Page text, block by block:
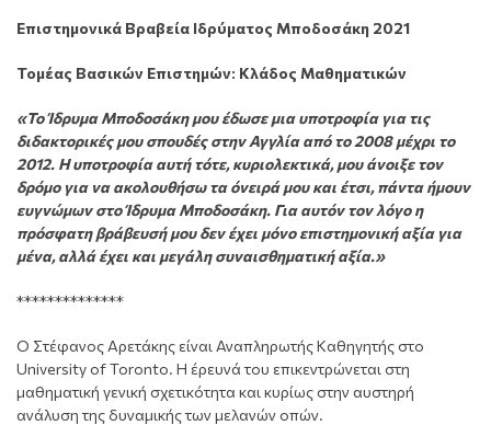
Επιστημονικά Βραβεία Ιδρύματος Μποδοσάκη 2021
Τομέας Βασικών Επιστημών: Κλάδος Μαθηματικών
«Το Ίδρυμα Μποδοσάκη μου έδωσε μια υποτροφία για τις
διδακτορικές μου σπουδές στην Αγγλία από το 2008 μέχρι το
2012. Η υποτροφία αυτή τότε, κυριολεκτικά, μου άνοιξε τον
δρόμο για να ακολουθήσω τα όνειρά μου και έτσι, πάντα ήμουν
ευγνώμων στο Ίδρυμα Μποδοσάκη. Για αυτόν τον λόγο η
πρόσφατη βράβευσή μου δεν έχει μόνο επιστημονική αξία για
μένα, αλλά έχει και μεγάλη συναισθηματική αξία.»
**************
Ο Στέφανος Αρετάκης είναι Αναπληρωτής Καθηγητής στο
University of Toronto. Η έρευνά του επικεντρώνεται στη
μαθηματική γενική σχετικότητα και κυρίως στην αυστηρή
ανάλυση της δυναμικής των μελανών οπών.